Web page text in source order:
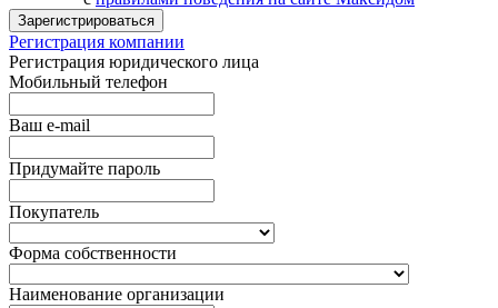
Зарегистрироваться
Регистрация компании
Регистрация юридического лица
Мобильный телефон
Ваш e-mail
Придумайте пароль
Покупатель
Форма собственности
Наименование организации